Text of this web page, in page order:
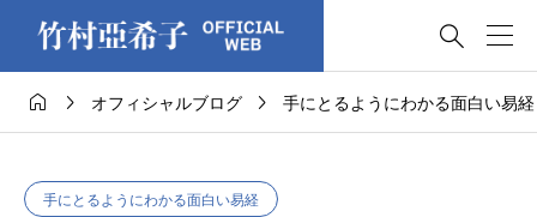

  オフィシャルブログ  手にとるようにわかる面白い易経
手にとるようにわかる面白い易経